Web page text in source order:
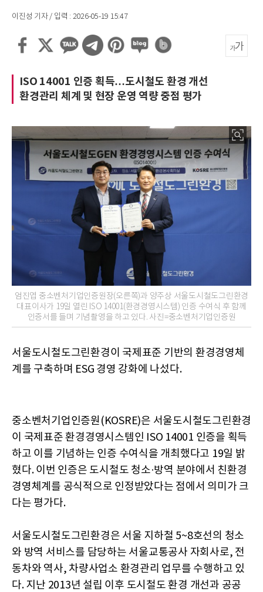
이진성 기자 / 입력 : 2026-05-19 15:47
ISO 14001 인증 획득…도시철도 환경 개선
환경관리 체계 및 현장 운영 역량 중점 평가
엄진엽 중소벤처기업인증원장(오른쪽)과 양주상 서울도시철도그린환경
대표이사가 19일 열린 ISO 14001(환경경영시스템) 인증 수여식 후 함께
인증서를 들며 기념촬영을 하고 있다. 사진=중소벤처기업인증원
서울도시철도그린환경이 국제표준 기반의 환경경영체
계를 구축하며 ESG 경영 강화에 나섰다.
중소벤처기업인증원(KOSRE)은 서울도시철도그린환경
이 국제표준 환경경영시스템인 ISO 14001 인증을 획득
하고 이를 기념하는 인증 수여식을 개최했다고 19일 밝
혔다. 이번 인증은 도시철도 청소·방역 분야에서 친환경
경영체계를 공식적으로 인정받았다는 점에서 의미가 크
다는 평가다.
서울도시철도그린환경은 서울 지하철 5~8호선의 청소
와 방역 서비스를 담당하는 서울교통공사 자회사로, 전
동차와 역사, 차량사업소 환경관리 업무를 수행하고 있
다. 지난 2013년 설립 이후 도시철도 환경 개선과 공공